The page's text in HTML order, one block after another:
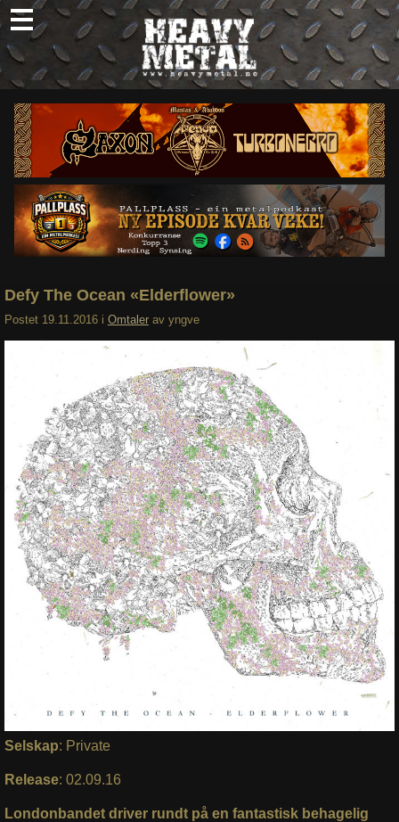
Skip
to
content
Nyheter
Omtaler
Intervjuer
Om oss
Abonner
Søk
Defy The Ocean «Elderflower»
Postet 19.11.2016 i Omtaler av yngve
Selskap: Private
Release: 02.09.16
Londonbandet driver rundt på en fantastisk behagelig